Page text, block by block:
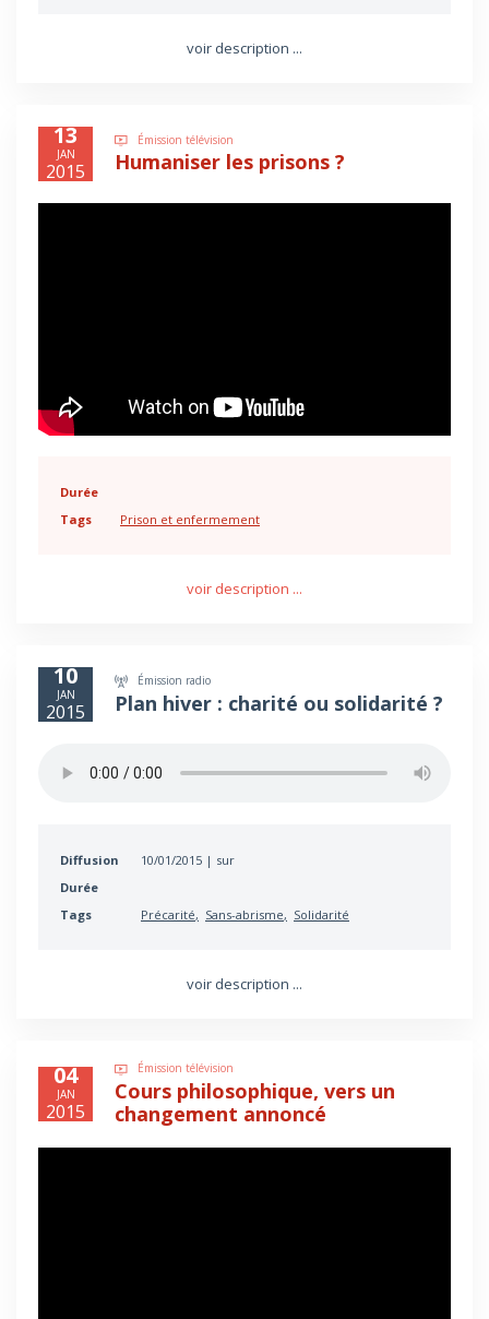
voir description ...
13
JAN
2015
Émission télévision
Humaniser les prisons ?
Durée
Tags
Prison et enfermement
voir description ...
10
JAN
2015
Émission radio
Plan hiver : charité ou solidarité ?
Diffusion
10/01/2015 | sur
Durée
Tags
Précarité Sans-abrisme Solidarité
voir description ...
04
JAN
2015
Émission télévision
Cours philosophique, vers un
changement annoncé